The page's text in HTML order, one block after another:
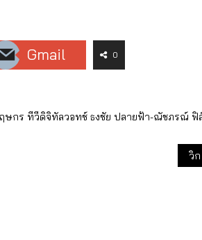
Gmail 0
ษกร ทีวีดิจิทัลวอทช์ ธงชัย ปลายฟ้า-ณัชภรณ์ ฟิ